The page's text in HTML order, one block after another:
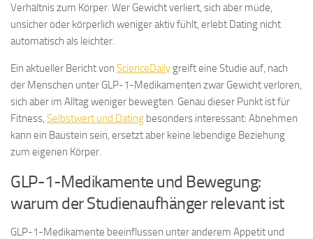
Verhältnis zum Körper. Wer Gewicht verliert, sich aber müde,
unsicher oder körperlich weniger aktiv fühlt, erlebt Dating nicht
automatisch als leichter.
Ein aktueller Bericht von ScienceDaily greift eine Studie auf, nach
der Menschen unter GLP-1-Medikamenten zwar Gewicht verloren,
sich aber im Alltag weniger bewegten. Genau dieser Punkt ist für
Fitness, Selbstwert und Dating besonders interessant: Abnehmen
kann ein Baustein sein, ersetzt aber keine lebendige Beziehung
zum eigenen Körper.
GLP-1-Medikamente und Bewegung:
warum der Studienaufhänger relevant ist
GLP-1-Medikamente beeinflussen unter anderem Appetit und